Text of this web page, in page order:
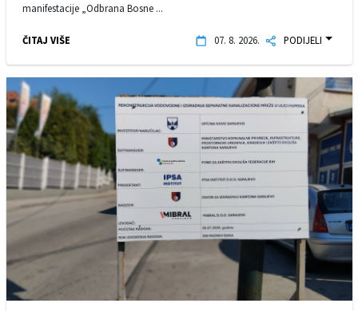
manifestacije „Odbrana Bosne ...
ČITAJ VIŠE 07. 8. 2026. PODIJELI